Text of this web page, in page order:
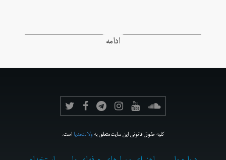
ادامه
کلیه حقوق قانونی این سایت متعلق بهولانت‌مدیااست.